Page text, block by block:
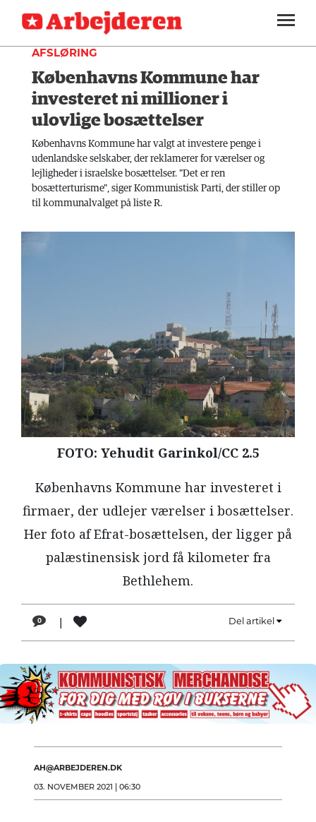
SEKTIONER
ARBEJDEREN
MENER
FAGLIGT
INDLAND
UDLAND
TIL
LÆSER
NAVNE
HISTORIE
TEORI
SOUNDCLOUD
ABONNER
LOG IND
ARBEJDEREN
AFSLØRING
Københavns Kommune har
investeret ni millioner i
ulovlige bosættelser
Københavns Kommune har valgt at investere penge i
udenlandske selskaber, der reklamerer for værelser og
lejligheder i israelske bosættelser. "Det er ren
bosætterturisme", siger Kommunistisk Parti, der stiller op
til kommunalvalget på liste R.
FOTO: Yehudit Garinkol/CC 2.5
Københavns Kommune har investeret i
firmaer, der udlejer værelser i bosættelser.
Her foto af Efrat-bosættelsen, der ligger på
palæstinensisk jord få kilometer fra
Bethlehem.
0 | Del artikel
AH@ARBEJDEREN.DK
03. NOVEMBER 2021 | 06:30